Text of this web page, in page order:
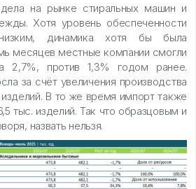
на рынке стиральных машин и
Хотя уровень обеспеченности
динамика хотя бы была
месяцев местные компании смогли
2,7%, против 1,3% годом ранее.
за счёт увеличения производства
изделий. В то же время импорт также
тыс. изделий. Так что образцовым и
назвать нельзя.